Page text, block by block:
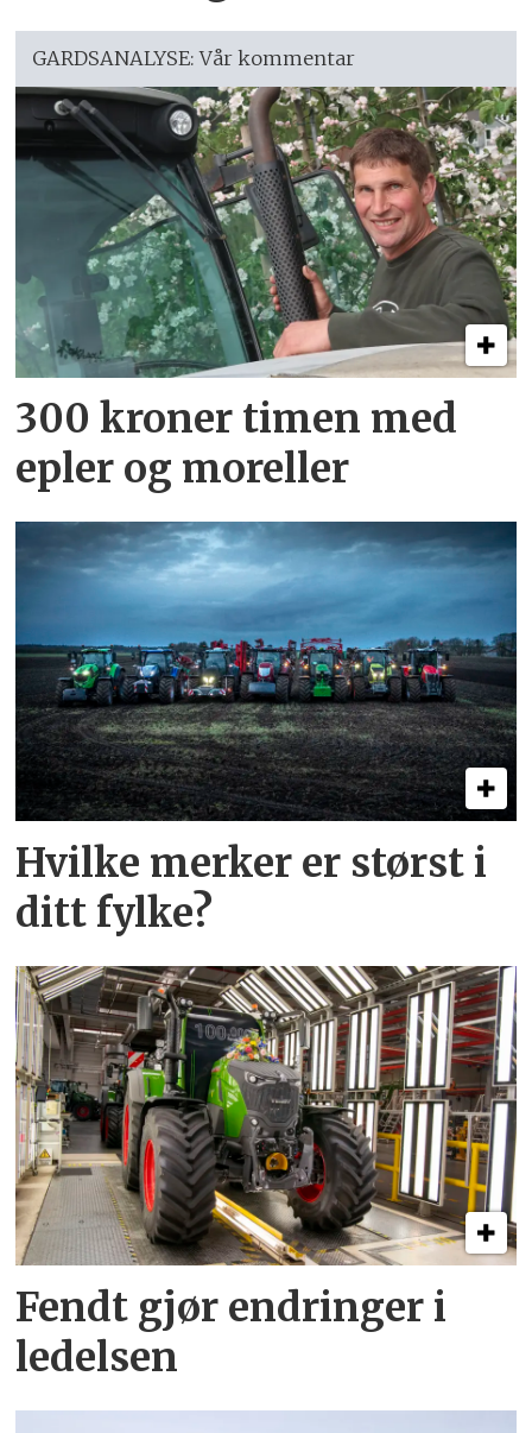
GARDSANALYSE: Vår kommentar
300 kroner timen med
epler og moreller
Hvilke merker er størst i
ditt fylke?
Fendt gjør endringer i
ledelsen